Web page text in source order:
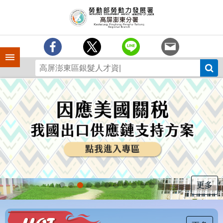
手機側欄
中
分
簡
介
業
務
專
區
為
民
服
務
下
更多